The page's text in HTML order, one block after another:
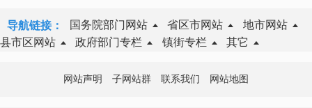
导航链接： 国务院部门网站 省区市网站
地市网站
县市区网站
政府部门专栏 镇街专栏 其它
网站声明 子网站群 联系我们 网站地图